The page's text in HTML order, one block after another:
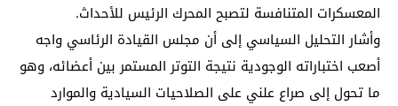
المعسكرات المتنافسة لتصبح المحرك الرئيس للأحداث.
وأشار التحليل السياسي إلى أن مجلس القيادة الرئاسي واجه
أصعب اختباراته الوجودية نتيجة التوتر المستمر بين أعضائه، وهو
ما تحول إلى صراع علني على الصلاحيات السيادية والموارد